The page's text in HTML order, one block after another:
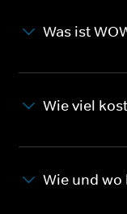
Was ist
Wie viel
Wie und wo